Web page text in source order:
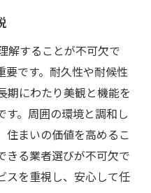
解することが不可欠で
要です。耐久性や耐候性
期にわたり美観と機能を
す。周囲の環境と調和し
住まいの価値を高めるこ
きる業者選びが不可欠で
スを重視し、安心して任